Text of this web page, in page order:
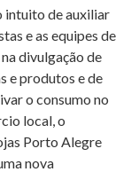
intuito de auxiliar
e as equipes de
divulgação de
e produtos e de
o consumo no
local, o
Porto Alegre
nova